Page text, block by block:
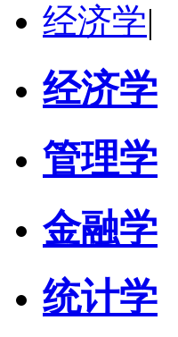
经济学|
经济学
管理学
金融学
统计学